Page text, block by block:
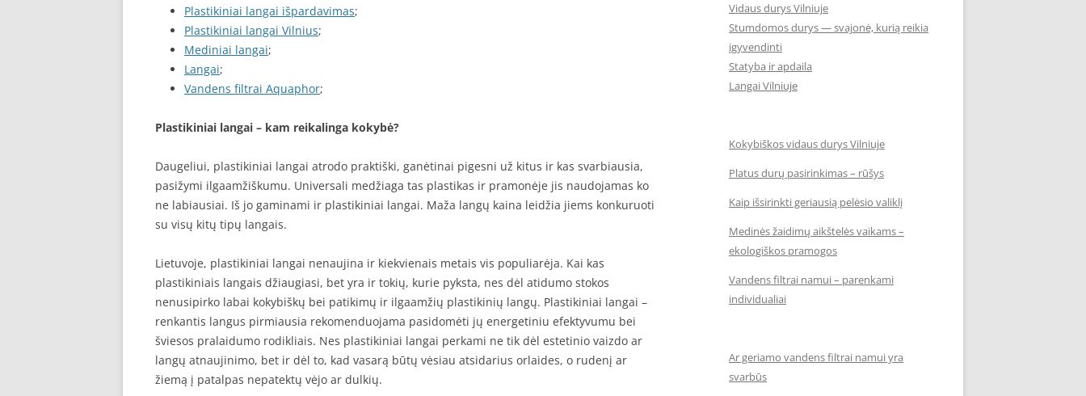
Plastikiniai langai išpardavimas;
Plastikiniai langai Vilnius;
Mediniai langai;
Langai;
Vandens filtrai Aquaphor;
Plastikiniai langai – kam reikalinga kokybė?
Daugeliui, plastikiniai langai atrodo praktiški, ganėtinai pigesni už kitus ir kas svarbiausia,
pasižymi ilgaamžiškumu. Universali medžiaga tas plastikas ir pramonėje jis naudojamas ko
ne labiausiai. Iš jo gaminami ir plastikiniai langai. Maža langų kaina leidžia jiems konkuruoti
su visų kitų tipų langais.
Lietuvoje, plastikiniai langai nenaujina ir kiekvienais metais vis populiarėja. Kai kas
plastikiniais langais džiaugiasi, bet yra ir tokių, kurie pyksta, nes dėl atidumo stokos
nenusipirko labai kokybiškų bei patikimų ir ilgaamžių plastikinių langų. Plastikiniai langai –
renkantis langus pirmiausia rekomenduojama pasidomėti jų energetiniu efektyvumu bei
šviesos pralaidumo rodikliais. Nes plastikiniai langai perkami ne tik dėl estetinio vaizdo ar
langų atnaujinimo, bet ir dėl to, kad vasarą būtų vėsiau atsidarius orlaides, o rudenį ar
žiemą į patalpas nepatektų vėjo ar dulkių.
Vidaus durys Vilniuje
Stumdomos durys — svajonė, kurią reikia
įgyvendinti
Statyba ir apdaila
Langai Vilniuje
Kokybiškos vidaus durys Vilniuje
Platus durų pasirinkimas – rūšys
Kaip išsirinkti geriausią pelėsio valiklį
Medinės žaidimų aikštelės vaikams –
ekologiškos pramogos
Vandens filtrai namui – parenkami
individualiai
Ar geriamo vandens filtrai namui yra
svarbūs